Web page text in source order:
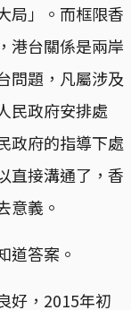
局」。而框限香
港台關係是兩岸
問題，凡屬涉及
民政府安排處
政府的指導下處
直接溝通了，香
意義。
道答案。
好，2015年初